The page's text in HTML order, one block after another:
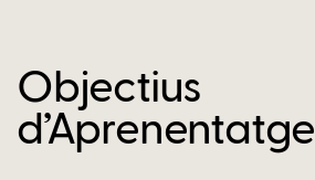
Objectius
d’Aprenentatge